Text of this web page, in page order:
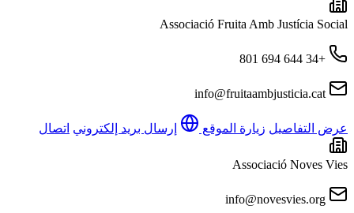
Associació Fruita Amb Justícia Social
+34 644 694 801
info@fruitaambjusticia.cat
عرض التفاصيل زيارة الموقع إرسال بريد إلكتروني اتصال
Associació Noves Vies
info@novesvies.org